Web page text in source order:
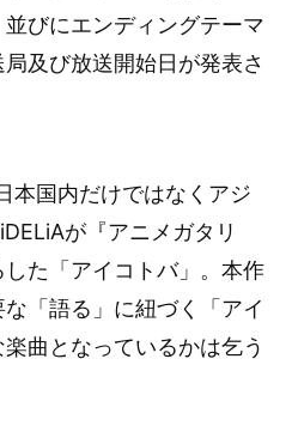
びにエンディングテーマ
及び放送開始日が発表さ
本国内だけではなくアジ
が『アニメガタリ
た「アイコトバ」。本作
「語る」に紐づく「アイ
曲となっているかは乞う